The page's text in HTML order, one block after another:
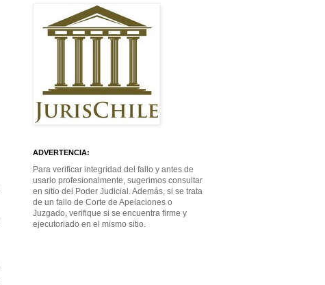
ADVERTENCIA:
Para verificar integridad del fallo y antes de
usarlo profesionalmente, sugerimos consultar
en sitio del Poder Judicial. Además, si se trata
de un fallo de Corte de Apelaciones o
Juzgado, verifique si se encuentra firme y
ejecutoriado en el mismo sitio.